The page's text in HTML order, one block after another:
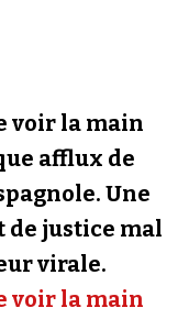
voir la main
afflux de
Une
de justice mal
virale.
voir la main